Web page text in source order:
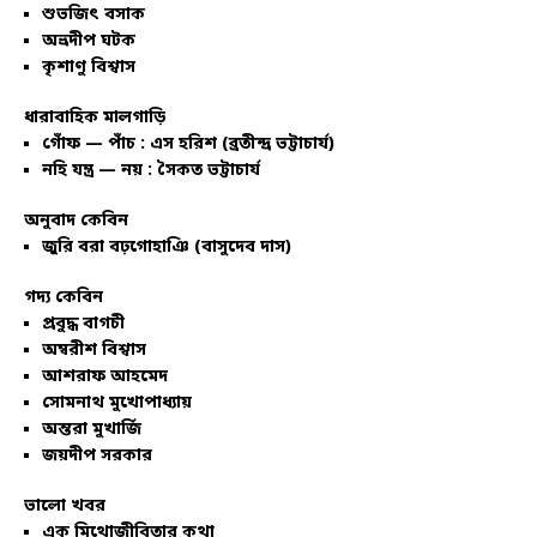
শুভজিৎ বসাক
অভ্রদীপ ঘটক
কৃশাণু বিশ্বাস
ধারাবাহিক মালগাড়ি
গোঁফ — পাঁচ : এস হরিশ (ব্রতীন্দ্র ভট্টাচার্য)
নহি যন্ত্র — নয় : সৈকত ভট্টাচার্য
অনুবাদ কেবিন
জুরি বরা বঢ়গোহাঞি (বাসুদেব দাস)
গদ্য কেবিন
প্রবুদ্ধ বাগচী
অম্বরীশ বিশ্বাস
আশরাফ আহমেদ
সোমনাথ মুখোপাধ্যায়
অন্তরা মুখার্জি
জয়দীপ সরকার
ভালো খবর